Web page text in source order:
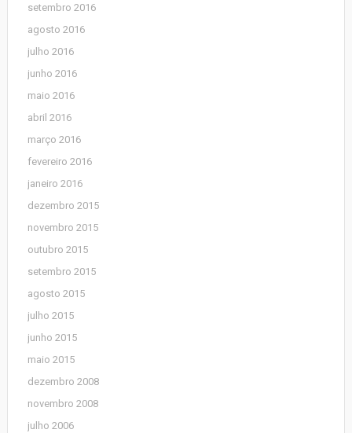
setembro 2016
agosto 2016
julho 2016
junho 2016
maio 2016
abril 2016
março 2016
fevereiro 2016
janeiro 2016
dezembro 2015
novembro 2015
outubro 2015
setembro 2015
agosto 2015
julho 2015
junho 2015
maio 2015
dezembro 2008
novembro 2008
julho 2006